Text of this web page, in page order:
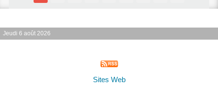
Jeudi 6 août 2026
Sites Web